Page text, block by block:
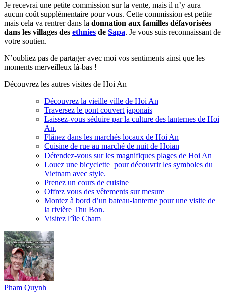
Je recevrai une petite commission sur la vente, mais il n’y aura
aucun coût supplémentaire pour vous. Cette commission est petite
mais cela va rentrer dans la donnation aux familles défavorisées
dans les villages des ethnies de Sapa. Je vous suis reconnaissant de
votre soutien.
N’oubliez pas de partager avec moi vos sentiments ainsi que les
moments merveilleux là-bas !
Découvrez les autres visites de Hoi An
Découvrez la vieille ville de Hoi An
Traversez le pont couvert japonais
Laissez-vous séduire par la culture des lanternes de Hoi
An.
Flânez dans les marchés locaux de Hoi An
Cuisine de rue au marché de nuit de Hoian
Détendez-vous sur les magnifiques plages de Hoi An
Louez une bicyclette pour découvrir les symboles du
Vietnam avec style.
Prenez un cours de cuisine
Offrez vous des vêtements sur mesure
Montez à bord d’un bateau-lanterne pour une visite de
la rivière Thu Bon.
Visitez l’île Cham
Pham Quynh